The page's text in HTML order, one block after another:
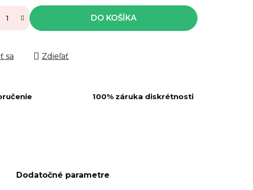
DO KOŠÍKA
sa Zdieľať
100% záruka diskrétnosti
Dodatočné parametre